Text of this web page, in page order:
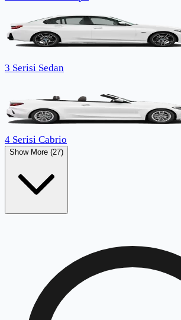
3 Serisi Sedan
4 Serisi Cabrio
Show More (27)